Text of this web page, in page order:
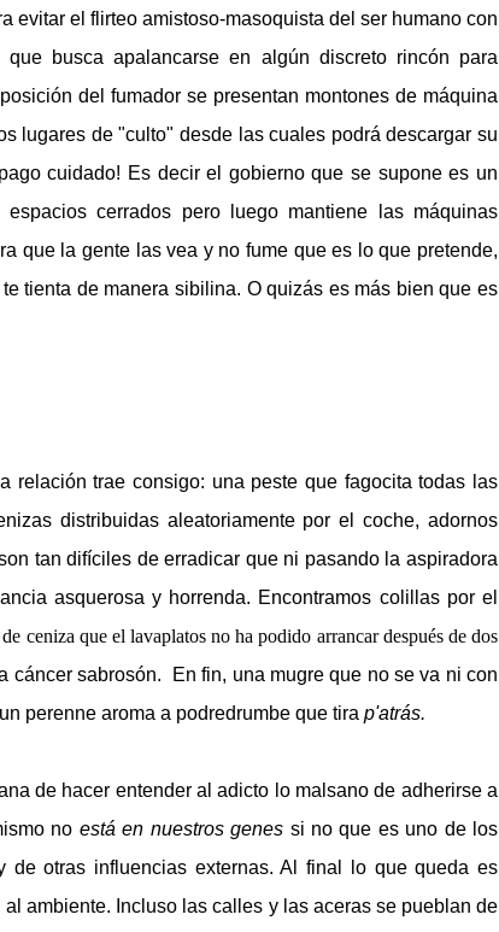
evitar el flirteo amistoso-masoquista del ser humano con
busca apalancarse en algún discreto rincón para
del fumador se presentan montones de máquina
lugares de "culto" desde las cuales podrá descargar su
cuidado! Es decir el gobierno que se supone es un
cerrados pero luego mantiene las máquinas
que la gente las vea y no fume que es lo que pretende,
tienta de manera sibilina. O quizás es más bien que es
relación trae consigo: una peste que fagocita todas las
distribuidas aleatoriamente por el coche, adornos
tan difíciles de erradicar que ni pasando la aspiradora
asquerosa y horrenda. Encontramos colillas por el
ceniza que el lavaplatos no ha podido arrancar después de dos
cáncer sabrosón. En fin, una mugre que no se va ni con
perenne aroma a podredrumbe que tira p'atrás.
de hacer entender al adicto lo malsano de adherirse a
no está en nuestros genes si no que es uno de los
otras influencias externas. Al final lo que queda es
ambiente. Incluso las calles y las aceras se pueblan de